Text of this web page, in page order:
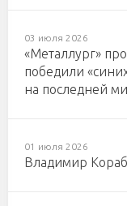
03 июля 2026
«Металлург»
победили
на последней
01 июля 2026
Владимир